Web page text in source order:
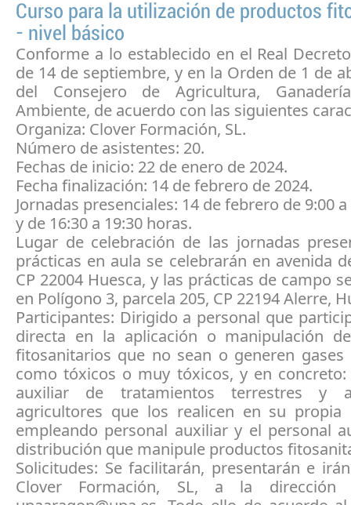
Curso para la utilización de productos
- nivel básico
Conforme a lo establecido en el Real
de 14 de septiembre, y en la Orden de 1 de
del Consejero de Agricultura,
Ambiente, de acuerdo con las siguientes
Organiza: Clover Formación, SL.
Número de asistentes: 20.
Fechas de inicio: 22 de enero de 2024.
Fecha finalización: 14 de febrero de 2024.
Jornadas presenciales: 14 de febrero de 9:00
y de 16:30 a 19:30 horas.
Lugar de celebración de las jornadas
prácticas en aula se celebrarán en avenida
CP 22004 Huesca, y las prácticas de campo
en Polígono 3, parcela 205, CP 22194 Alerre,
Participantes: Dirigido a personal que
directa en la aplicación o manipulación
fitosanitarios que no sean o generen gases
como tóxicos o muy tóxicos, y en
auxiliar de tratamientos terrestres y
agricultores que los realicen en su propia
empleando personal auxiliar y el personal
distribución que manipule productos
Solicitudes: Se facilitarán, presentarán e
Clover Formación, SL, a la dirección